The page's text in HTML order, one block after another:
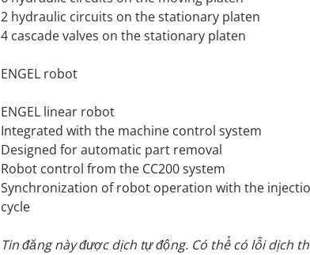
2 hydraulic circuits on the stationary platen
4 cascade valves on the stationary platen
ENGEL robot
ENGEL linear robot
Integrated with the machine control system
Designed for automatic part removal
Robot control from the CC200 system
Synchronization of robot operation with the
cycle
Tin đăng này được dịch tự động. Có thể có lỗi dịch